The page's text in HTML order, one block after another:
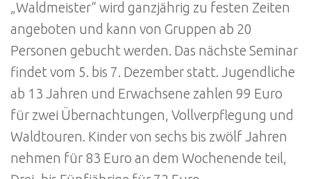
„Waldmeister“ wird ganzjährig zu festen Zeiten
angeboten und kann von Gruppen ab 20
Personen gebucht werden. Das nächste Seminar
findet vom 5. bis 7. Dezember statt. Jugendliche
ab 13 Jahren und Erwachsene zahlen 99 Euro
für zwei Übernachtungen, Vollverpflegung und
Waldtouren. Kinder von sechs bis zwölf Jahren
nehmen für 83 Euro an dem Wochenende teil,